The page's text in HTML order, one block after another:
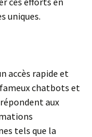
uniques.
accès rapide et
chatbots et
aux
tels que la